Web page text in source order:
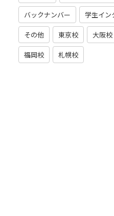
バックナンバー 学生イン
その他 東京校 大阪校
福岡校 札幌校